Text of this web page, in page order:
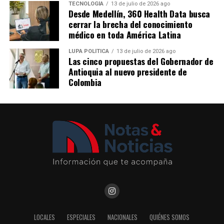
Nota patrocinada
Más información en
https://www.concejodemedellin.gov.co/
Comparte el artículo:
emisión de estos bonos reafirma la confianza del
mercado en el plan estratégico de crecimiento de la
empresa y en su liderazgo como referente de movilidad
sostenible en América Latina.
Comparte el artículo:
Me gusta esto:
TECNOLOGÍA 13 de julio de 2026 ago
Desde Medellín, 360 Health Data busca
cerrar la brecha del conocimiento
médico en toda América Latina
LUPA POLÍTICA 13 de julio de 2026 ago
Las cinco propuestas del Gobernador de
Antioquia al nuevo presidente de
Colombia
LOCALES ESPECIALES NACIONALES QUIÉNES SOMOS